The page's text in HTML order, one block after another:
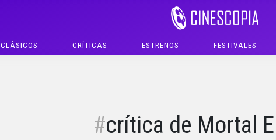
CLÁSICOS CRÍTICAS ESTRENOS FESTIVALES
crítica de Mortal